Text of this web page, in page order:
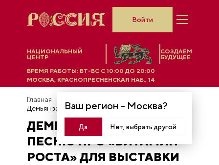
НАЦИОНАЛЬНЫЙ
ЦЕНТР
СОЗДАЕМ
БУДУЩЕЕ
Ваш регион – Москва?
Да Нет, выбрать другой
ВРЕМЯ РАБОТЫ: ВТ-ВС C 10:00 ДО 20:00
МОСКВА, КРАСНОПРЕСНЕНСКАЯ НАБ., 14
Войти
Главная
ДЕМЬЯН ЗАПИСАЛ
ПЕСНЮ ПРО «ВИТАМИН
РОСТА» ДЛЯ ВЫСТАВКИ